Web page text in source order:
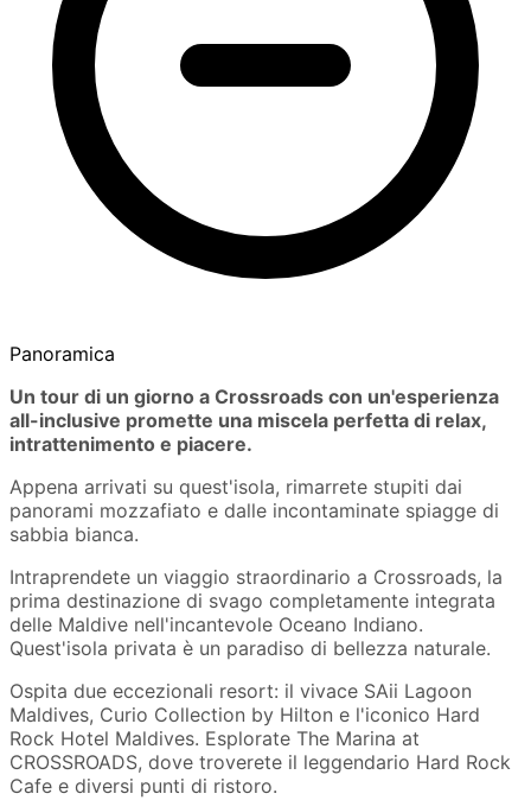
Panoramica
Un tour di un giorno a Crossroads con un'esperienza
all-inclusive promette una miscela perfetta di relax,
intrattenimento e piacere.
Appena arrivati su quest'isola, rimarrete stupiti dai
panorami mozzafiato e dalle incontaminate spiagge di
sabbia bianca.
Intraprendete un viaggio straordinario a Crossroads, la
prima destinazione di svago completamente integrata
delle Maldive nell'incantevole Oceano Indiano.
Quest'isola privata è un paradiso di bellezza naturale.
Ospita due eccezionali resort: il vivace SAii Lagoon
Maldives, Curio Collection by Hilton e l'iconico Hard
Rock Hotel Maldives. Esplorate The Marina at
CROSSROADS, dove troverete il leggendario Hard Rock
Cafe e diversi punti di ristoro.